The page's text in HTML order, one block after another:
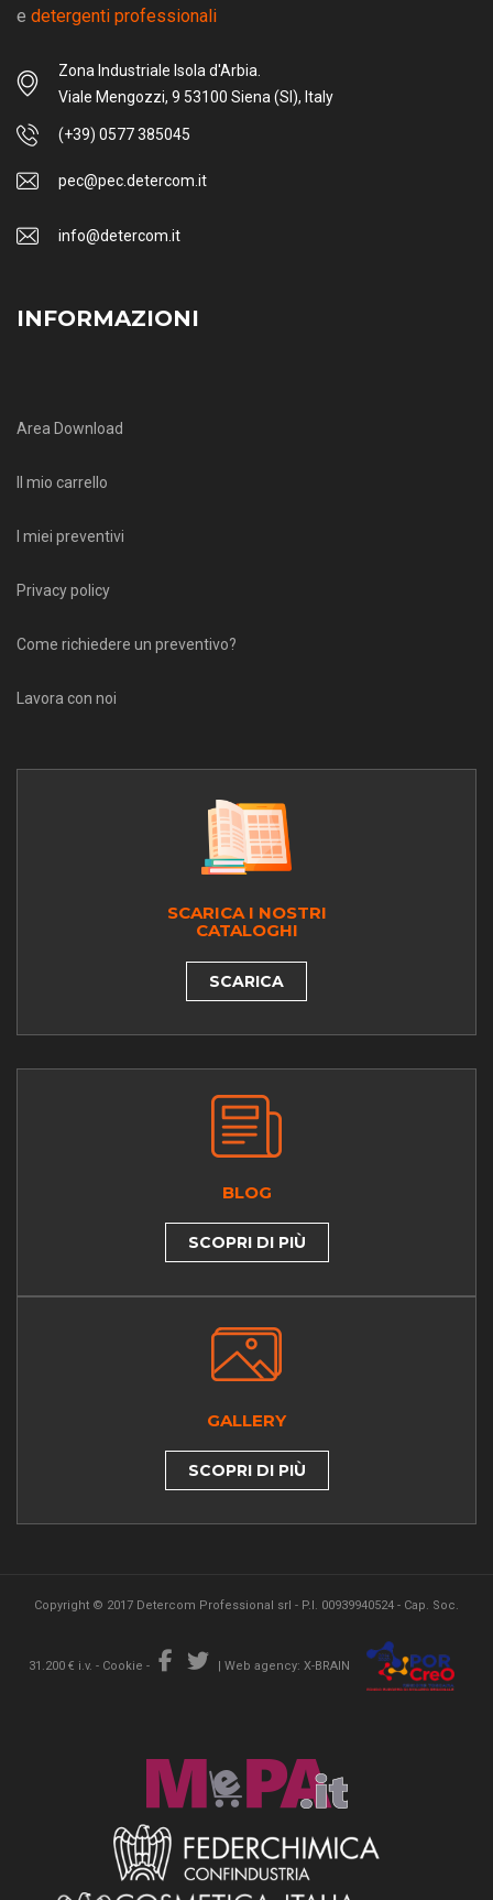
e detergenti professionali
Zona Industriale Isola d'Arbia.
Viale Mengozzi, 9 53100 Siena (SI), Italy
(+39) 0577 385045
pec@pec.detercom.it
info@detercom.it
INFORMAZIONI
Area Download
Il mio carrello
I miei preventivi
Privacy policy
Come richiedere un preventivo?
Lavora con noi
SCARICA I NOSTRI
CATALOGHI
SCARICA
BLOG
SCOPRI DI PIÙ
GALLERY
SCOPRI DI PIÙ
Copyright © 2017 Detercom Professional srl - P.I. 00939940524 - Cap. Soc.
31.200 € i.v. - Cookie - | Web agency: X-BRAIN